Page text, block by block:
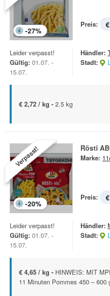
-27%
Preis:
Leider verpasst!
Gültig: 01.07. -
15.07.
Händler:
Stadt:
€ 2,72 / kg - 2.5 kg
Verpasst!
-20%
Rösti
Marke:
Preis:
Leider verpasst!
Gültig: 01.07. -
15.07.
Händler:
Stadt:
€ 4,65 / kg - HINWEIS: MIT
11 Minuten Pommes 450 – 600